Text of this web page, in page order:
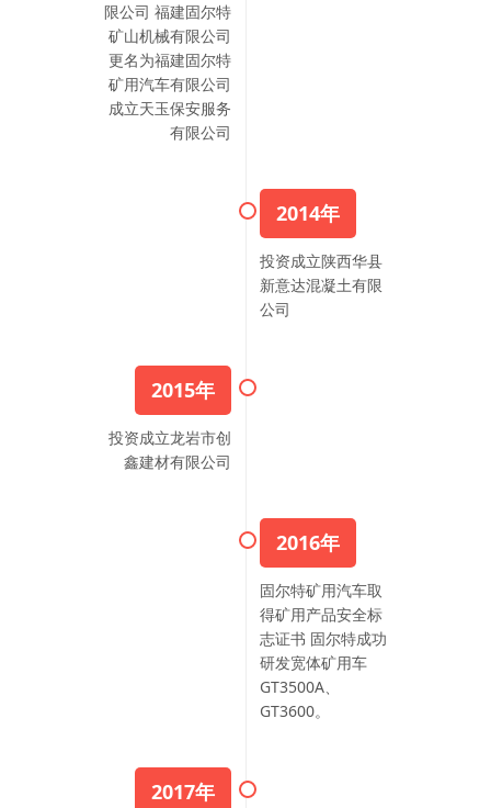
限公司 福建固尔特
矿山机械有限公司
更名为福建固尔特
矿用汽车有限公司
成立天玉保安服务
有限公司
2014年
投资成立陕西华县
新意达混凝土有限
公司
2015年
投资成立龙岩市创
鑫建材有限公司
2016年
固尔特矿用汽车取
得矿用产品安全标
志证书 固尔特成功
研发宽体矿用车
GT3500A、
GT3600。
2017年